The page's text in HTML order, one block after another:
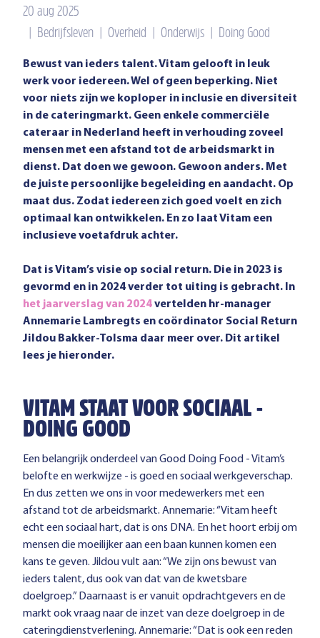
20 aug 2025
| Bedrijfsleven | Overheid | Onderwijs | Doing Good
Bewust van ieders talent. Vitam gelooft in leuk
werk voor iedereen. Wel of geen beperking. Niet
voor niets zijn we koploper in inclusie en diversiteit
in de cateringmarkt. Geen enkele commerciële
cateraar in Nederland heeft in verhouding zoveel
mensen met een afstand tot de arbeidsmarkt in
dienst. Dat doen we gewoon. Gewoon anders. Met
de juiste persoonlijke begeleiding en aandacht. Op
maat dus. Zodat iedereen zich goed voelt en zich
optimaal kan ontwikkelen. En zo laat Vitam een
inclusieve voetafdruk achter.
Dat is Vitam’s visie op social return. Die in 2023 is
gevormd en in 2024 verder tot uiting is gebracht. In
het jaarverslag van 2024vertelden hr-manager
Annemarie Lambregts en coördinator Social Return
Jildou Bakker-Tolsma daar meer over. Dit artikel
lees je hieronder.
VITAM STAAT VOOR SOCIAAL -
DOING GOOD
Een belangrijk onderdeel van Good Doing Food - Vitam’s
belofte en werkwijze - is goed en sociaal werkgeverschap.
En dus zetten we ons in voor medewerkers met een
afstand tot de arbeidsmarkt. Annemarie: “Vitam heeft
echt een sociaal hart, dat is ons DNA. En het hoort erbij om
mensen die moeilijker aan een baan kunnen komen een
kans te geven. Jildou vult aan: “We zijn ons bewust van
ieders talent, dus ook van dat van de kwetsbare
doelgroep.” Daarnaast is er vanuit opdrachtgevers en de
markt ook vraag naar de inzet van deze doelgroep in de
cateringdienstverlening. Annemarie: “Dat is ook een reden